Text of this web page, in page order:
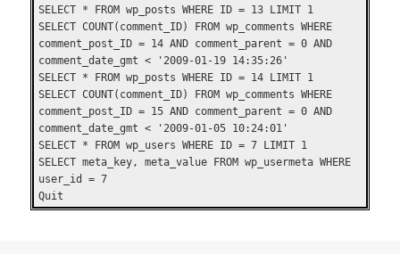
SELECT * FROM wp_posts WHERE ID = 13 LIMIT 1
SELECT COUNT(comment_ID) FROM wp_comments WHERE
comment_post_ID = 14 AND comment_parent = 0 AND
comment_date_gmt < '2009-01-19 14:35:26'
SELECT * FROM wp_posts WHERE ID = 14 LIMIT 1
SELECT COUNT(comment_ID) FROM wp_comments WHERE
comment_post_ID = 15 AND comment_parent = 0 AND
comment_date_gmt < '2009-01-05 10:24:01'
SELECT * FROM wp_users WHERE ID = 7 LIMIT 1
SELECT meta_key, meta_value FROM wp_usermeta WHERE
user_id = 7
Quit